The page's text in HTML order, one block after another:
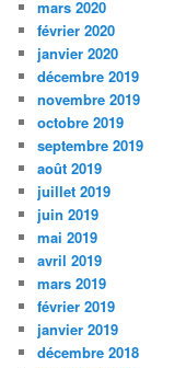
mars 2020
février 2020
janvier 2020
décembre 2019
novembre 2019
octobre 2019
septembre 2019
août 2019
juillet 2019
juin 2019
mai 2019
avril 2019
mars 2019
février 2019
janvier 2019
décembre 2018